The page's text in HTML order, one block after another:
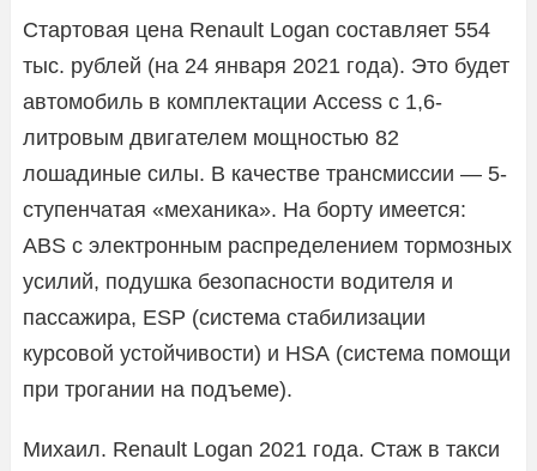
Стартовая цена Renault Logan составляет 554
тыс. рублей (на 24 января 2021 года). Это будет
автомобиль в комплектации Access c 1,6-
литровым двигателем мощностью 82
лошадиные силы. В качестве трансмиссии — 5-
ступенчатая «механика». На борту имеется:
ABS с электронным распределением тормозных
усилий, подушка безопасности водителя и
пассажира, ESP (система стабилизации
курсовой устойчивости) и HSА (система помощи
при трогании на подъеме).
Михаил. Renault Logan 2021 года. Стаж в такси